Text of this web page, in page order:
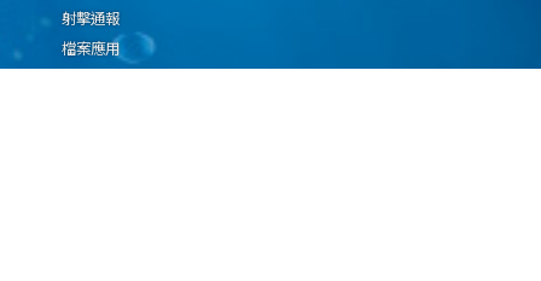
射擊通報
檔案應用